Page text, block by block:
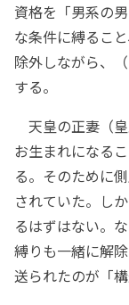
資格を「男系の
な条件に縛るこ
除外しながら、
する。
天皇の正妻（
お生まれになる
る。そのために
されていた。し
るはずはない。
縛りも一緒に解
送られたのが「